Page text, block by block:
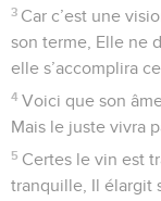
3 Car c’est une
son terme, Elle ne
elle s’accomplira
4 Voici que son
Mais le juste vivra
5 Certes le vin est
tranquille, Il élargit